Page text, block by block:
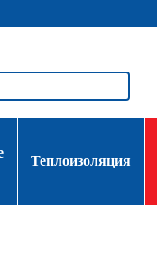
Теплоизоляция